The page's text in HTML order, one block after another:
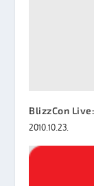
BlizzCon
2010.10.23.